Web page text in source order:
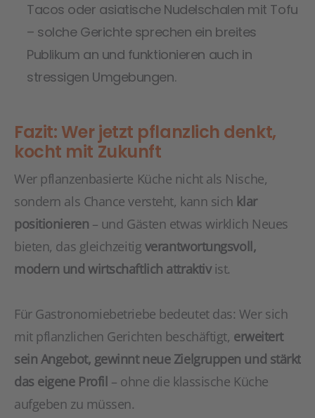
Tacos oder asiatische Nudelschalen mit Tofu
– solche Gerichte sprechen ein breites
Publikum an und funktionieren auch in
stressigen Umgebungen.
Fazit: Wer jetzt pflanzlich denkt,
kocht mit Zukunft
Wer pflanzenbasierte Küche nicht als Nische,
sondern als Chance versteht, kann sich klar
positionieren – und Gästen etwas wirklich Neues
bieten, das gleichzeitig verantwortungsvoll,
modern und wirtschaftlich attraktivist.
Für Gastronomiebetriebe bedeutet das: Wer sich
mit pflanzlichen Gerichten beschäftigt, erweitert
sein Angebot, gewinnt neue Zielgruppen und stärkt
das eigene Profil – ohne die klassische Küche
aufgeben zu müssen.